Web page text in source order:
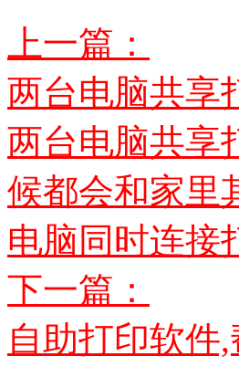
上一篇：
两台电脑共享
两台电脑共享
候都会和家里
电脑同时连接
下一篇：
自助打印软件